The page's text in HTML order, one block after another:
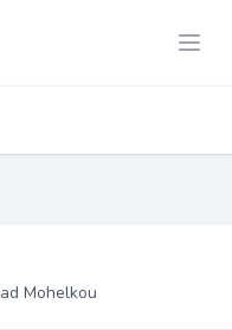
Mohelkou